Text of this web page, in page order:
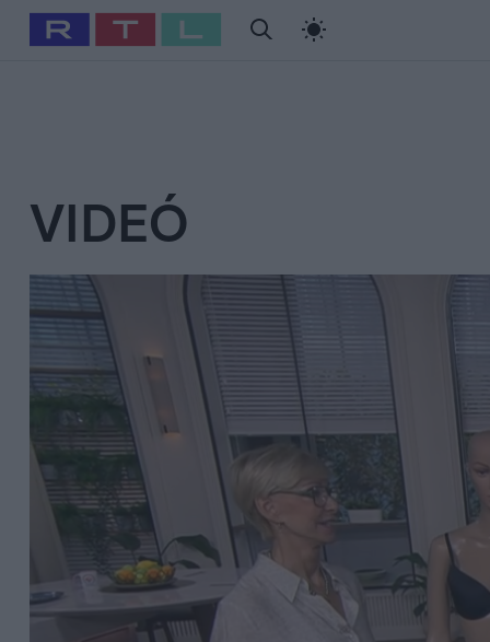
Babits Marcella Szellő István Most Wanted
VIDEÓ